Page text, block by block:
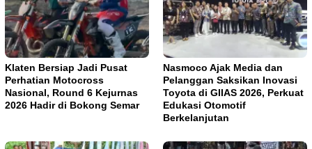
Klaten Bersiap Jadi Pusat
Perhatian Motocross
Nasional, Round 6 Kejurnas
2026 Hadir di Bokong Semar
Nasmoco Ajak Media dan
Pelanggan Saksikan Inovasi
Toyota di GIIAS 2026, Perkuat
Edukasi Otomotif
Berkelanjutan